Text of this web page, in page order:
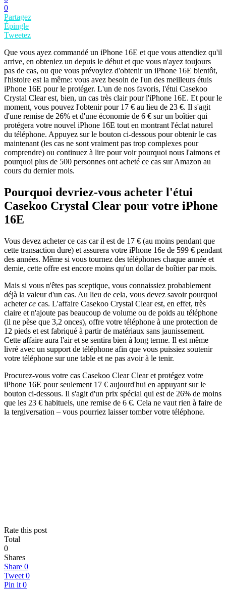
0
Partagez
Épingle
Tweetez
Que vous ayez commandé un iPhone 16E et que vous attendiez qu'il
arrive, en obteniez un depuis le début et que vous n'ayez toujours
pas de cas, ou que vous prévoyiez d'obtenir un iPhone 16E bientôt,
l'histoire est la même: vous avez besoin de l'un des meilleurs étuis
iPhone 16E pour le protéger. L'un de nos favoris, l'étui Casekoo
Crystal Clear est, bien, un cas très clair pour l'iPhone 16E. Et pour le
moment, vous pouvez l'obtenir pour 17 € au lieu de 23 €. Il s'agit
d'une remise de 26% et d'une économie de 6 € sur un boîtier qui
protégera votre nouvel iPhone 16E tout en montrant l'éclat naturel
du téléphone. Appuyez sur le bouton ci-dessous pour obtenir le cas
maintenant (les cas ne sont vraiment pas trop complexes pour
comprendre) ou continuez à lire pour voir pourquoi nous l'aimons et
pourquoi plus de 500 personnes ont acheté ce cas sur Amazon au
cours du dernier mois.
Pourquoi devriez-vous acheter l'étui
Casekoo Crystal Clear pour votre iPhone
16E
Vous devez acheter ce cas car il est de 17 € (au moins pendant que
cette transaction dure) et assurera votre iPhone 16e de 599 € pendant
des années. Même si vous tournez des téléphones chaque année et
demie, cette offre est encore moins qu'un dollar de boîtier par mois.
Mais si vous n'êtes pas sceptique, vous connaissiez probablement
déjà la valeur d'un cas. Au lieu de cela, vous devez savoir pourquoi
acheterce cas. L'affaire Casekoo Crystal Clear est, en effet, très
claire et n'ajoute pas beaucoup de volume ou de poids au téléphone
(il ne pèse que 3,2 onces), offre votre téléphone à une protection de
12 pieds et est fabriqué à partir de matériaux sans jaunissement.
Cette affaire aura l'air et se sentira bien à long terme. Il est même
livré avec un support de téléphone afin que vous puissiez soutenir
votre téléphone sur une table et ne pas avoir à le tenir.
Procurez-vous votre cas Casekoo Clear Clear et protégez votre
iPhone 16E pour seulement 17 € aujourd'hui en appuyant sur le
bouton ci-dessous. Il s'agit d'un prix spécial qui est de 26% de moins
que les 23 € habituels, une remise de 6 €. Cela ne vaut rien à faire de
la tergiversation – vous pourriez laisser tomber votre téléphone.
Rate this post
Total
0
Shares
Share 0
Tweet 0
Pin it 0